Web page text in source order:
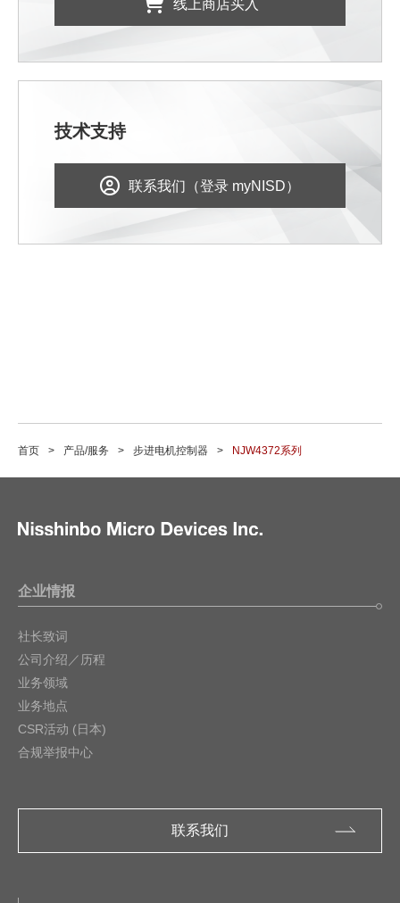
线上商店买入
技术支持
联系我们（登录 myNISD）
首页 产品/服务 步进电机控制器 NJW4372系列
企业情报
社长致词
公司介绍／历程
业务领域
业务地点
CSR活动 (日本)
合规举报中心
联系我们